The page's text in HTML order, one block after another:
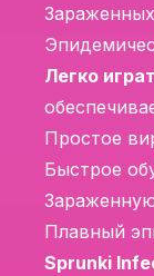
Легко
Простое
Быстрое
Плавный
Sprunki